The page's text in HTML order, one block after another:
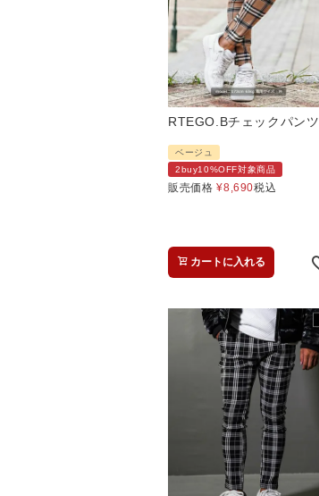
RTEGO.Bチェックパンツ
ベージュ
2buy10%OFF対象商品
販売価格 ¥8,690税込
カートに入れる